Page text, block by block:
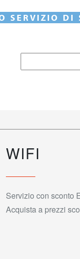
SERVIZIO DI
WIFI
Servizio con sconto
Acquista a prezzi